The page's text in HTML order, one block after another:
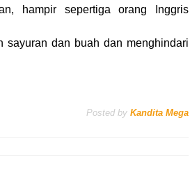
hampir sepertiga orang Inggris
sayuran dan buah dan menghindari
Posted by Kandita Mega